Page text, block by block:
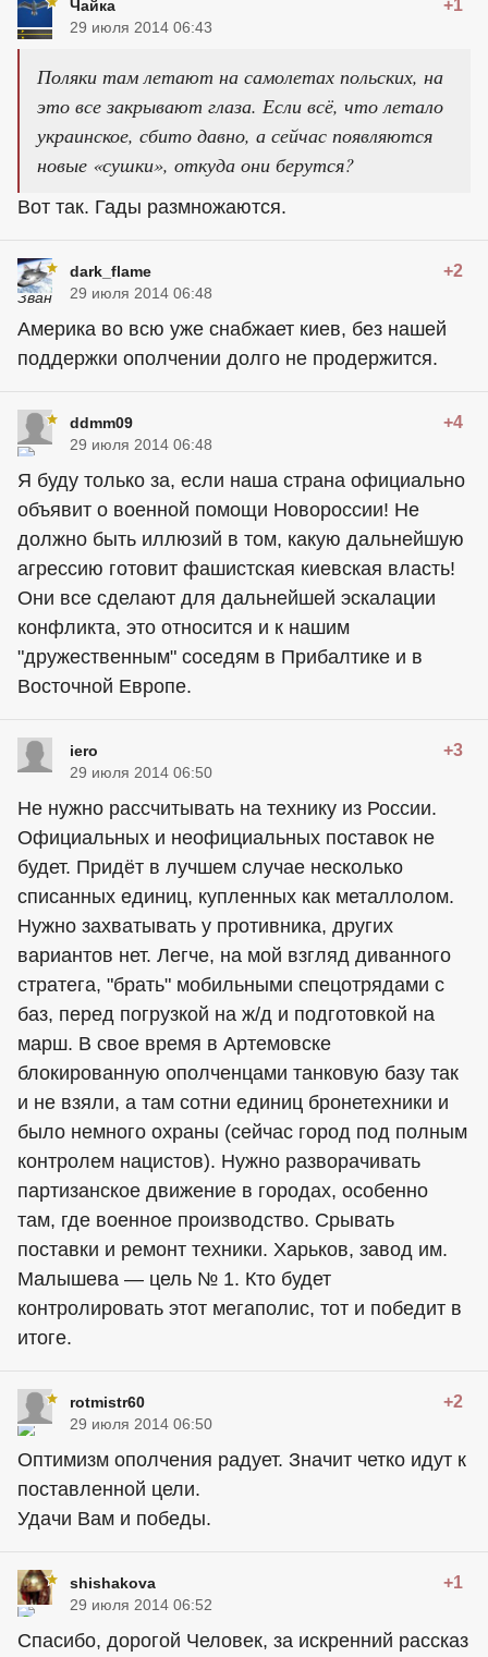
Чайка +1
29 июля 2014 06:43
Поляки там летают на самолетах польских, на
это все закрывают глаза. Если всё, что летало
украинское, сбито давно, а сейчас появляются
новые «сушки», откуда они берутся?
Вот так. Гады размножаются.
dark_flame +2
29 июля 2014 06:48
Америка во всю уже снабжает киев, без нашей
поддержки ополчении долго не продержится.
ddmm09 +4
29 июля 2014 06:48
Я буду только за, если наша страна официально
объявит о военной помощи Новороссии! Не
должно быть иллюзий в том, какую дальнейшую
агрессию готовит фашистская киевская власть!
Они все сделают для дальнейшей эскалации
конфликта, это относится и к нашим
"дружественным" соседям в Прибалтике и в
Восточной Европе.
iero +3
29 июля 2014 06:50
Не нужно рассчитывать на технику из России.
Официальных и неофициальных поставок не
будет. Придёт в лучшем случае несколько
списанных единиц, купленных как металлолом.
Нужно захватывать у противника, других
вариантов нет. Легче, на мой взгляд диванного
стратега, "брать" мобильными спецотрядами с
баз, перед погрузкой на ж/д и подготовкой на
марш. В свое время в Артемовске
блокированную ополченцами танковую базу так
и не взяли, а там сотни единиц бронетехники и
было немного охраны (сейчас город под полным
контролем нацистов). Нужно разворачивать
партизанское движение в городах, особенно
там, где военное производство. Срывать
поставки и ремонт техники. Харьков, завод им.
Малышева — цель № 1. Кто будет
контролировать этот мегаполис, тот и победит в
итоге.
rotmistr60 +2
29 июля 2014 06:50
Оптимизм ополчения радует. Значит четко идут к
поставленной цели.
Удачи Вам и победы.
shishakova +1
29 июля 2014 06:52
Спасибо, дорогой Человек, за искренний рассказ